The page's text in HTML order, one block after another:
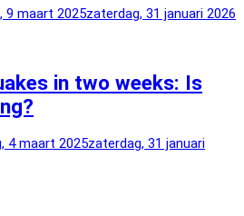
9 maart 2025zaterdag, 31 januari 2026
in two weeks: Is
4 maart 2025zaterdag, 31 januari